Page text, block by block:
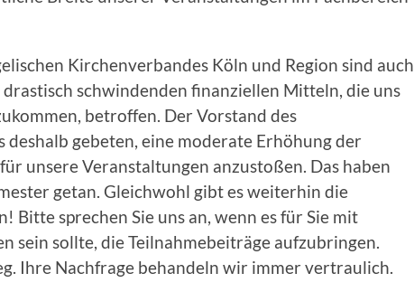
Kirchenverbandes Köln und Region sind auch
schwindenden finanziellen Mitteln, die uns
betroffen. Der Vorstand des
deshalb gebeten, eine moderate Erhöhung der
unsere Veranstaltungen anzustoßen. Das haben
getan. Gleichwohl gibt es weiterhin die
Bitte sprechen Sie uns an, wenn es für Sie mit
sein sollte, die Teilnahmebeiträge aufzubringen.
Ihre Nachfrage behandeln wir immer vertraulich.